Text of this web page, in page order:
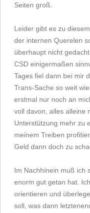
Seiten groß.
Leider gibt es zu
der internen Querelen
überhaupt nicht
CSD einigermaßen
Tages fiel dann bei mir
Trans-Sache so weit
erstmal nur noch an
voll davon, alles alleine
Unterstützung mehr zu
meinem Treiben
Geld dann doch zu
Im Nachhinein muß ich
enorm gut getan hat.
orientieren und
soll, was dann